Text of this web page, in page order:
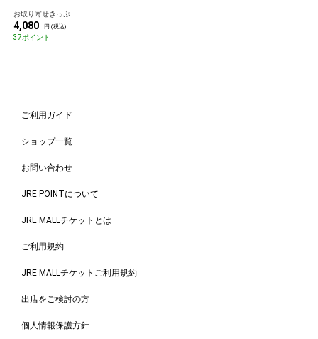
お取り寄せきっぷ
4,080 円 (税込)
37ポイント
ご利用ガイド
ショップ一覧
お問い合わせ
JRE POINTについて
JRE MALLチケットとは
ご利用規約
JRE MALLチケットご利用規約
出店をご検討の方
個人情報保護方針